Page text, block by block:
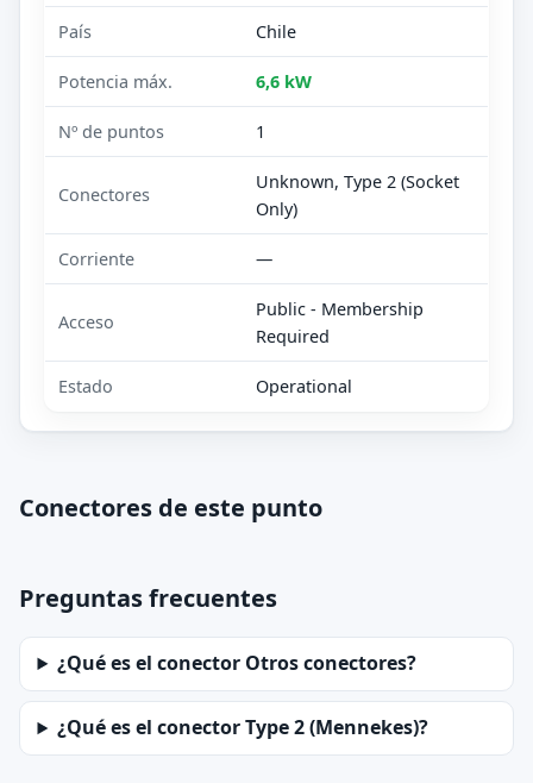
País Chile
Potencia máx. 6,6 kW
Nº de puntos 1
Conectores
Unknown, Type 2 (Socket
Only)
Corriente —
Acceso
Public - Membership
Required
Estado Operational
Conectores de este punto
Preguntas frecuentes
¿Qué es el conector Otros conectores?
¿Qué es el conector Type 2 (Mennekes)?